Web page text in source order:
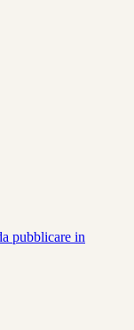
pubblicare in